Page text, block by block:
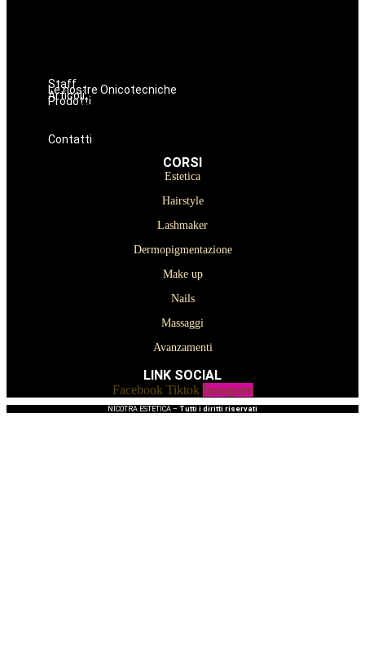
Staff
Le nostre Onicotecniche
Articoli
ProdottiOniconails
Prodotti per ricostruzione unghie
Contatti
CORSI
Estetica
Hairstyle
Lashmaker
Dermopigmentazione
Make up
Nails
Massaggi
Avanzamenti
LINK SOCIAL
Facebook Tiktok Instagram
NICOTRA ESTETICA – Tutti i diritti riservati